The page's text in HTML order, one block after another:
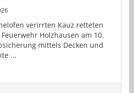
verirrten Kauz retteten
Holzhausen am 10.
mittels Decken und
...